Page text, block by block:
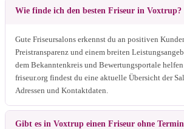
Wie finde ich den besten Friseur in Voxtrup?
Gute Friseursalons erkennst du an positiven
Preistransparenz und einem breiten
dem Bekanntenkreis und Bewertungsportale
friseur.org findest du eine aktuelle Übersicht der
Adressen und Kontaktdaten.
Gibt es in Voxtrup einen Friseur ohne